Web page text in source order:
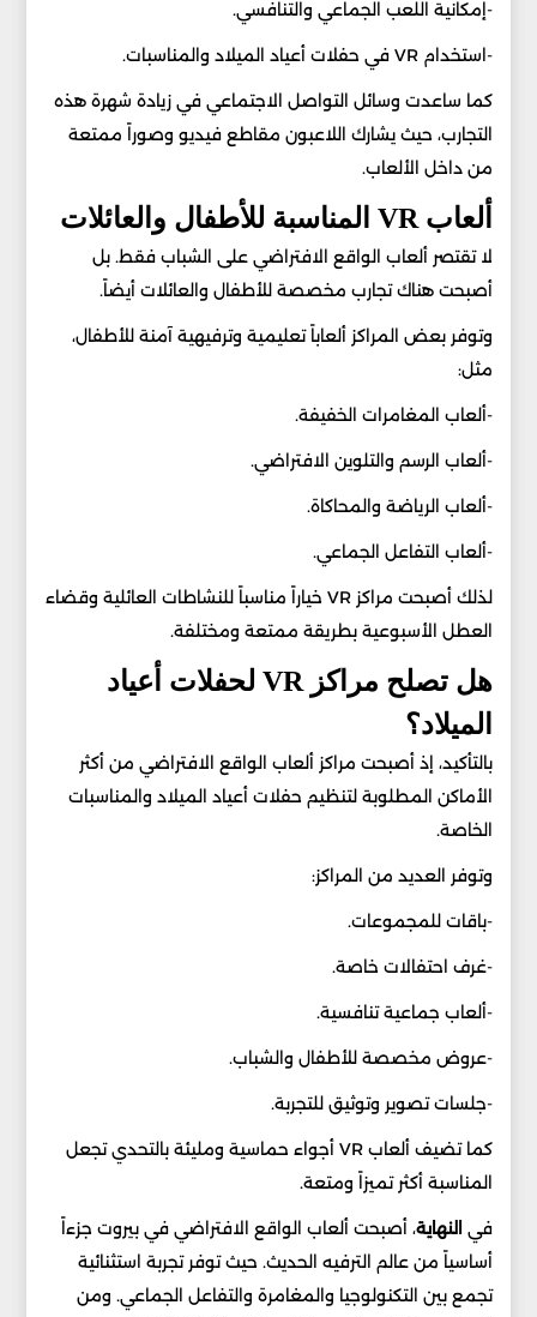
-إمكانية اللعب الجماعي والتنافسي.
-استخدام VR في حفلات أعياد الميلاد والمناسبات.
كما ساعدت وسائل التواصل الاجتماعي في زيادة شهرة هذه
التجارب، حيث يشارك اللاعبون مقاطع فيديو وصوراً ممتعة
من داخل الألعاب.
ألعاب VR المناسبة للأطفال والعائلات
لا تقتصر ألعاب الواقع الافتراضي على الشباب فقط. بل
أصبحت هناك تجارب مخصصة للأطفال والعائلات أيضاً.
وتوفر بعض المراكز ألعاباً تعليمية وترفيهية آمنة للأطفال،
مثل:
-ألعاب المغامرات الخفيفة.
-ألعاب الرسم والتلوين الافتراضي.
-ألعاب الرياضة والمحاكاة.
-ألعاب التفاعل الجماعي.
لذلك أصبحت مراكز VR خياراً مناسباً للنشاطات العائلية وقضاء
العطل الأسبوعية بطريقة ممتعة ومختلفة.
هل تصلح مراكز VR لحفلات أعياد
الميلاد؟
بالتأكيد، إذ أصبحت مراكز ألعاب الواقع الافتراضي من أكثر
الأماكن المطلوبة لتنظيم حفلات أعياد الميلاد والمناسبات
الخاصة.
وتوفر العديد من المراكز:
-باقات للمجموعات.
-غرف احتفالات خاصة.
-ألعاب جماعية تنافسية.
-عروض مخصصة للأطفال والشباب.
-جلسات تصوير وتوثيق للتجربة.
كما تضيف ألعاب VR أجواء حماسية ومليئة بالتحدي تجعل
المناسبة أكثر تميزاً ومتعة.
في النهاية، أصبحت ألعاب الواقع الافتراضي في بيروت جزءاً
أساسياً من عالم الترفيه الحديث. حيث توفر تجربة استثنائية
تجمع بين التكنولوجيا والمغامرة والتفاعل الجماعي. ومن